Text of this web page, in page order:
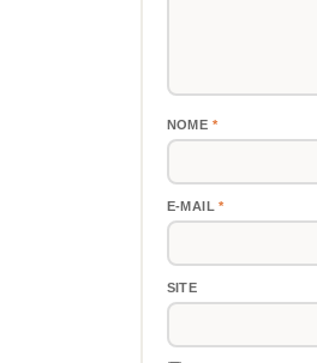
NOME *
E-MAIL*
SITE